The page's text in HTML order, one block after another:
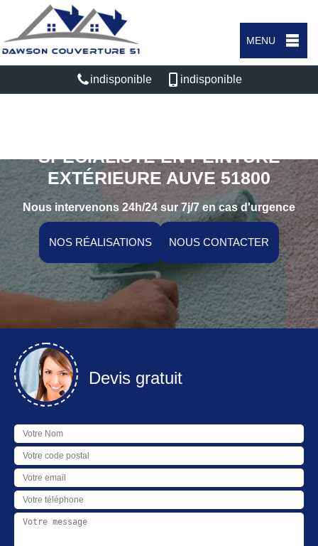
MENU
indisponible indisponible
SPÉCIALISTE EN PEINTURE
EXTÉRIEURE AUVE 51800
Nous intervenons 24h/24 sur 7j/7 en cas d'urgence
NOS RÉALISATIONS NOUS CONTACTER
Devis gratuit